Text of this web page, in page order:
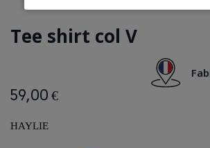
Tee shirt col V
59,00 €
HAYLIE